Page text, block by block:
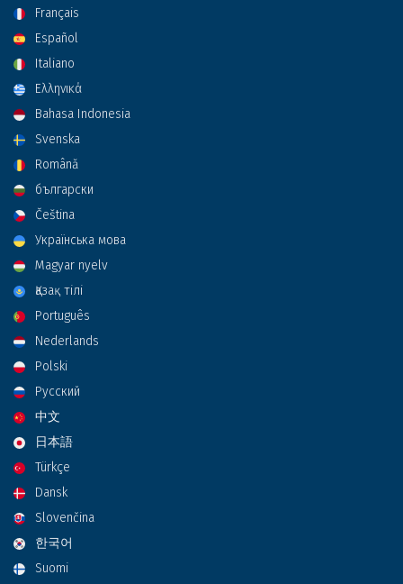
Français
Español
Italiano
Ελληνικά
Bahasa Indonesia
Svenska
Română
български
Čeština
Українська мова
Magyar nyelv
Қазақ тілі
Português
Nederlands
Polski
Русский
中文
日本語
Türkçe
Dansk
Slovenčina
한국어
Suomi